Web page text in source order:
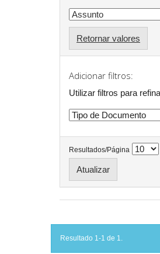
Retornar valores
Adicionar filtros:
Utilizar filtros para
Resultados/Página
Resultado 1-1 de 1.